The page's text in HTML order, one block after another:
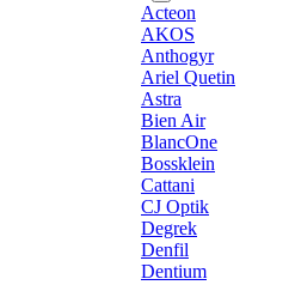
Acteon
AKOS
Anthogyr
Ariel Quetin
Astra
Bien Air
BlancOne
Bossklein
Cattani
CJ Optik
Degrek
Denfil
Dentium